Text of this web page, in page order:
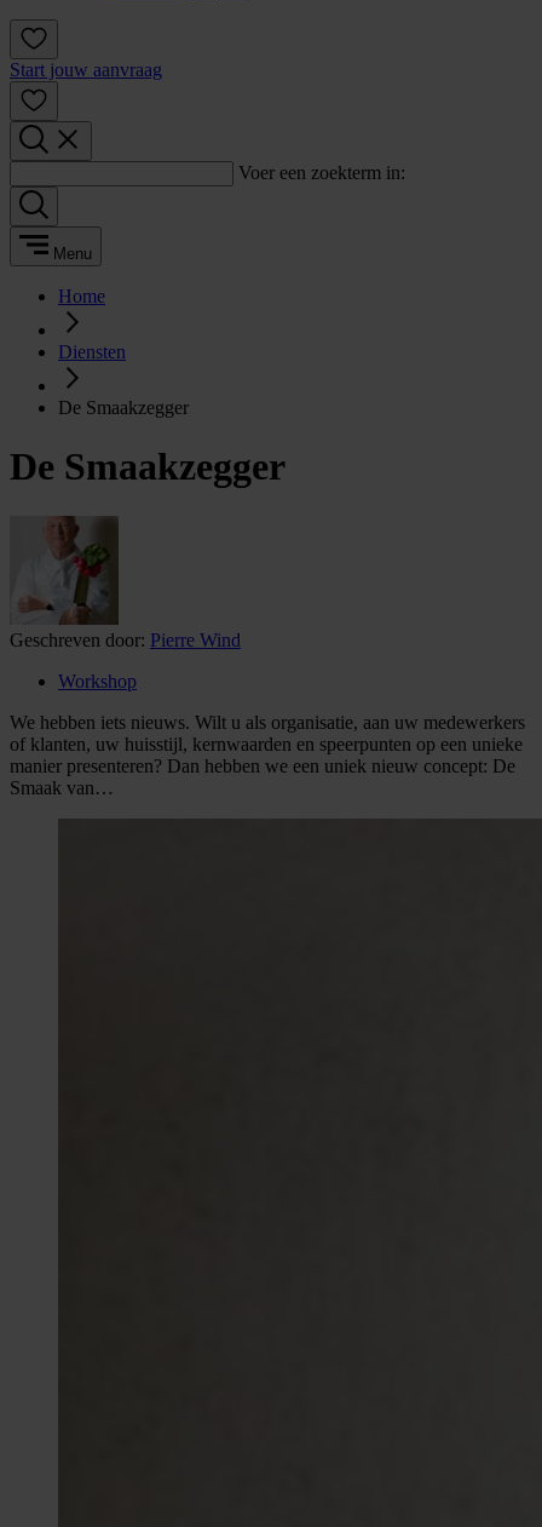
Start jouw aanvraag
Voer een zoekterm in:
Menu
Home
Diensten
De Smaakzegger
De Smaakzegger
Geschreven door: Pierre Wind
Workshop
We hebben iets nieuws. Wilt u als organisatie, aan uw medewerkers
of klanten, uw huisstijl, kernwaarden en speerpunten op een unieke
manier presenteren? Dan hebben we een uniek nieuw concept: De
Smaak van…